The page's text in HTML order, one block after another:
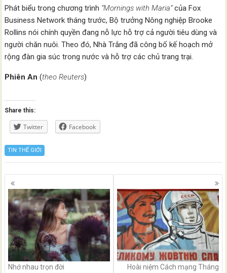
Phát biểu trong chương trình “Mornings with Maria”của Fox
Business Network tháng trước, Bộ trưởng Nông nghiệp Brooke
Rollins nói chính quyền đang nỗ lực hỗ trợ cả người tiêu dùng và
người chăn nuôi. Theo đó, Nhà Trắng đã công bố kế hoạch mở
rộng đàn gia súc trong nước và hỗ trợ các chủ trang trại.
Phiên An(theo Reuters)
Share this:
Twitter Facebook
TIN THẾ GIỚI
Posts
navigation
Nhớ nhau trọn đời
Hoài niệm Cách mạng Tháng